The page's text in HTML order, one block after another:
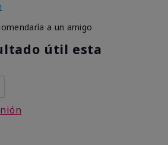
a un amigo
útil esta